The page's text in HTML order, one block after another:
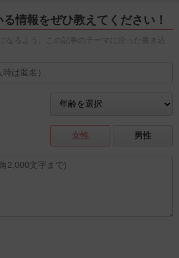
情報をぜひ教えてください！
なるよう、この記事のテーマに沿った書き込
女性 男性